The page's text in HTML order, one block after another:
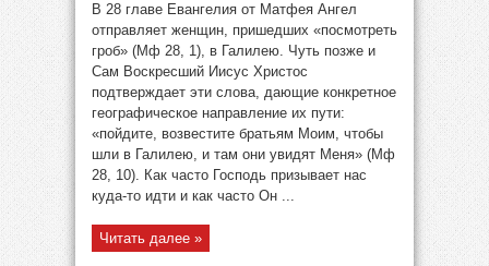
В 28 главе Евангелия от Матфея Ангел
отправляет женщин, пришедших «посмотреть
гроб» (Мф 28, 1), в Галилею. Чуть позже и
Сам Воскресший Иисус Христос
подтверждает эти слова, дающие конкретное
географическое направление их пути:
«пойдите, возвестите братьям Моим, чтобы
шли в Галилею, и там они увидят Меня» (Мф
28, 10). Как часто Господь призывает нас
куда-то идти и как часто Он ...
Читать далее »